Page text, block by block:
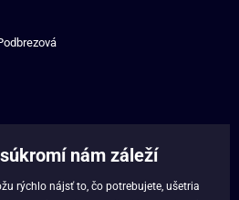
nám záleží
rýchlo nájsť to, čo potrebujete, ušetria